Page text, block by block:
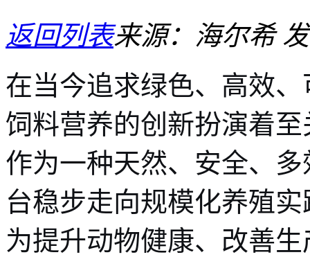
返回列表来源：海尔希
在当今追求绿色、高效
饲料营养的创新扮演着
作为一种天然、安全、
台稳步走向规模化养殖
为提升动物健康、改善